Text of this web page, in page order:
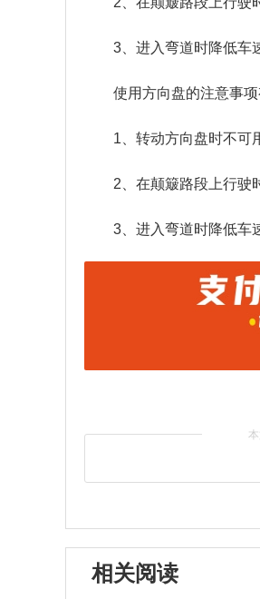
3、进入弯道时降低车
使用方向盘的注意事项
1、转动方向盘时不可
2、在颠簸路段上行驶
3、进入弯道时降低车
相关阅读